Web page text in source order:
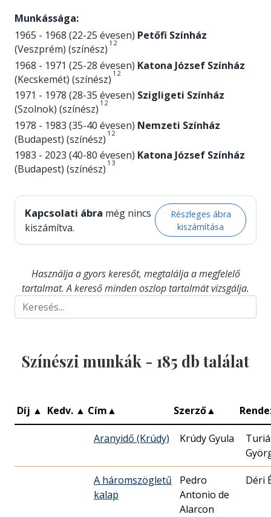
Munkássága:
1965 - 1968 (22-25 évesen) Petőfi Színház
(Veszprém) (színész) 1 2
1968 - 1971 (25-28 évesen) Katona József Színház
(Kecskemét) (színész) 1 2
1971 - 1978 (28-35 évesen) Szigligeti Színház
(Szolnok) (színész) 1 2
1978 - 1983 (35-40 évesen) Nemzeti Színház
(Budapest) (színész) 1 2
1983 - 2023 (40-80 évesen) Katona József Színház
(Budapest) (színész) 1 3
Kapcsolati ábra még nincs
kiszámítva.
Részleges ábra
kiszámítása
Használja a gyors keresőt, megtalálja a megfelelő
tartalmat. A kereső minden oszlop tartalmát vizsgálja.
Színészi munkák - 185 db találat
Díj ▲ Kedv. ▲ Cím▲ Szerző▲
Aranyidő (Krúdy) Krúdy Gyula
A háromszögletű
kalap
Pedro
Antonio de
Alarcon
Déri